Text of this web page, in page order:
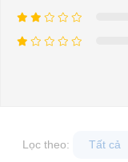
Để được tư vấn thêm
Lọc theo: Tất cả